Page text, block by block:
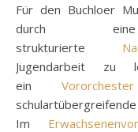
Für den Buchloer
durch
strukturierte
Jugendarbeit
ein Vororchester
schulartübergreifende
Im